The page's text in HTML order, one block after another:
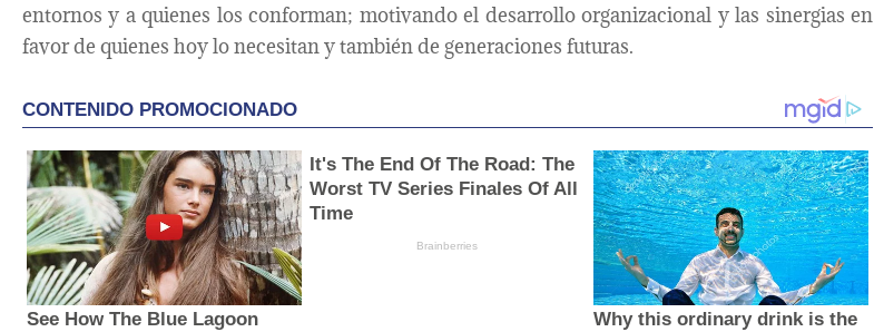
entornos y a quienes los conforman; motivando el desarrollo organizacional y las sinergias en
favor de quienes hoy lo necesitan y también de generaciones futuras.